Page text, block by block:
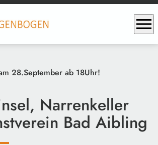
menu
28.September ab 18Uhr!
Narrenkeller
Bad Aibling